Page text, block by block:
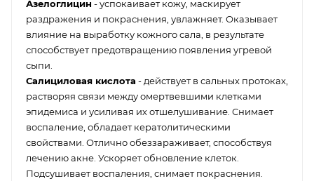
Азелоглицин - успокаивает кожу, маскирует
раздражения и покраснения, увлажняет. Оказывает
влияние на выработку кожного сала, в результате
способствует предотвращению появления угревой
сыпи.
Салициловая кислота - действует в сальных протоках,
растворяя связи между омертвевшими клетками
эпидемиса и усиливая их отшелушивание. Снимает
воспаление, обладает кератолитическими
свойствами. Отлично обеззараживает, способствуя
лечению акне. Ускоряет обновление клеток.
Подсушивает воспаления, снимает покраснения.